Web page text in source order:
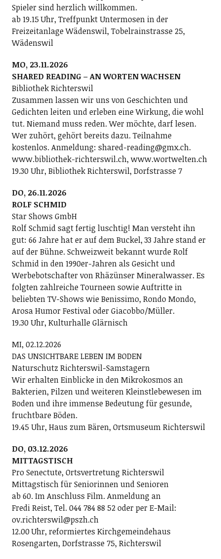
Spieler sind herzlich willkommen.
ab 19.15 Uhr, Treffpunkt Untermosen in der
Freizeitanlage Wädenswil, Tobelrainstrasse 25,
Wädenswil
MO, 23.11.2026
SHARED READING – AN WORTEN WACHSEN
Bibliothek Richterswil
Zusammen lassen wir uns von Geschichten und
Gedichten leiten und erleben eine Wirkung, die wohl
tut. Niemand muss reden. Wer möchte, darf lesen.
Wer zuhört, gehört bereits dazu. Teilnahme
kostenlos. Anmeldung: shared-reading@gmx.ch.
www.bibliothek-richterswil.ch, www.wortwelten.ch
19.30 Uhr, Bibliothek Richterswil, Dorfstrasse 7
DO, 26.11.2026
ROLF SCHMID
Star Shows GmbH
Rolf Schmid sagt fertig luschtig! Man versteht ihn
gut: 66 Jahre hat er auf dem Buckel, 33 Jahre stand er
auf der Bühne. Schweizweit bekannt wurde Rolf
Schmid in den 1990er-Jahren als Gesicht und
Werbebotschafter von Rhäzünser Mineralwasser. Es
folgten zahlreiche Tourneen sowie Auftritte in
beliebten TV-Shows wie Benissimo, Rondo Mondo,
Arosa Humor Festival oder Giacobbo/Müller.
19.30 Uhr, Kulturhalle Glärnisch
MI, 02.12.2026
DAS UNSICHTBARE LEBEN IM BODEN
Naturschutz Richterswil-Samstagern
Wir erhalten Einblicke in den Mikrokosmos an
Bakterien, Pilzen und weiteren Kleinstlebewesen im
Boden und ihre immense Bedeutung für gesunde,
fruchtbare Böden.
19.45 Uhr, Haus zum Bären, Ortsmuseum Richterswil
DO, 03.12.2026
MITTAGSTISCH
Pro Senectute, Ortsvertretung Richterswil
Mittagstisch für Seniorinnen und Senioren
ab 60. Im Anschluss Film. Anmeldung an
Fredi Reist, Tel. 044 784 88 52 oder per E-Mail:
ov.richterswil@pszh.ch
12.00 Uhr, reformiertes Kirchgemeindehaus
Rosengarten, Dorfstrasse 75, Richterswil